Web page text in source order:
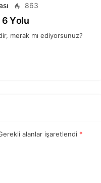
863
6 Yоlu
merak mı ediyorsunuz?
alanlar işaretlendi *